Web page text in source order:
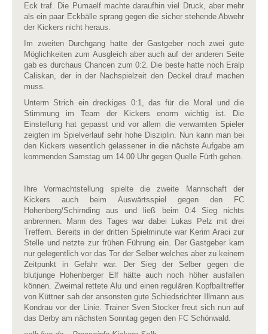
Eck traf. Die Pumaelf machte daraufhin viel Druck, aber mehr
als ein paar Eckbälle sprang gegen die sicher stehende Abwehr
der Kickers nicht heraus.
Im zweiten Durchgang hatte der Gastgeber noch zwei gute
Möglichkeiten zum Ausgleich aber auch auf der anderen Seite
gab es durchaus Chancen zum 0:2. Die beste hatte noch Eralp
Caliskan, der in der Nachspielzeit den Deckel drauf machen
muss.
Unterm Strich ein dreckiges 0:1, das für die Moral und die
Stimmung im Team der Kickers enorm wichtig ist. Die
Einstellung hat gepasst und vor allem die verwarnten Spieler
zeigten im Spielverlauf sehr hohe Disziplin. Nun kann man bei
den Kickers wesentlich gelassener in die nächste Aufgabe am
kommenden Samstag um 14.00 Uhr gegen Quelle Fürth gehen.
Ihre Vormachtstellung spielte die zweite Mannschaft der
Kickers auch beim Auswärtsspiel gegen den FC
Hohenberg/Schirnding aus und ließ beim 0:4 Sieg nichts
anbrennen. Mann des Tages war dabei Lukas Pelz mit drei
Treffern. Bereits in der dritten Spielminute war Kerim Araci zur
Stelle und netzte zur frühen Führung ein. Der Gastgeber kam
nur gelegentlich vor das Tor der Selber welches aber zu keinem
Zeitpunkt in Gefahr war. Der Sieg der Selber gegen die
blutjunge Hohenberger Elf hätte auch noch höher ausfallen
können. Zweimal rettete Alu und einen regulären Kopfballtreffer
von Küttner sah der ansonsten gute Schiedsrichter Illmann aus
Kondrau vor der Linie. Trainer Sven Stocker freut sich nun auf
das Derby am nächsten Sonntag gegen den FC Schönwald.